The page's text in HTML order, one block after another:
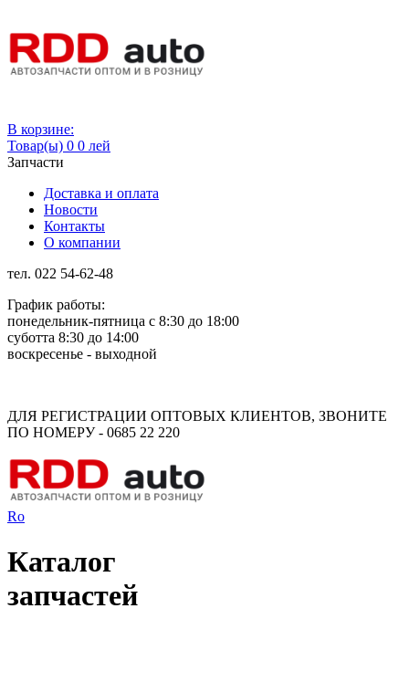
В корзине:
Товар(ы) 0 0 лей
Запчасти
Доставка и оплата
Новости
Контакты
О компании
тел. 022 54-62-48
График работы:
понедельник-пятница с 8:30 до 18:00
суботта 8:30 до 14:00
воскресенье - выходной
ДЛЯ РЕГИСТРАЦИИ ОПТОВЫХ КЛИЕНТОВ, ЗВОНИТЕ
ПО НОМЕРУ - 0685 22 220
Ro
Каталог
запчастей